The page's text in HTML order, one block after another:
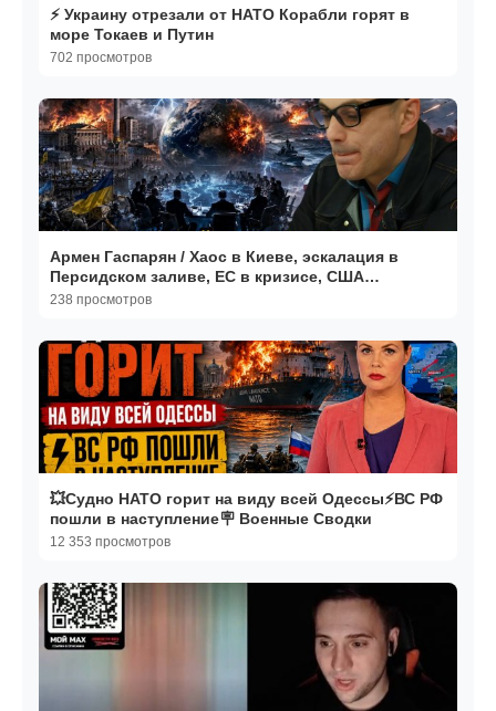
⚡️ Украину отрезали от НАТО Корабли горят в
море Токаев и Путин
702 просмотров
Армен Гаспарян / Хаос в Киеве, эскалация в
Персидском заливе, ЕС в кризисе, США
действуют
238 просмотров
💥Судно НАТО горит на виду всей Одессы⚡ВС РФ
пошли в наступление🪧 Военные Сводки
12 353 просмотров